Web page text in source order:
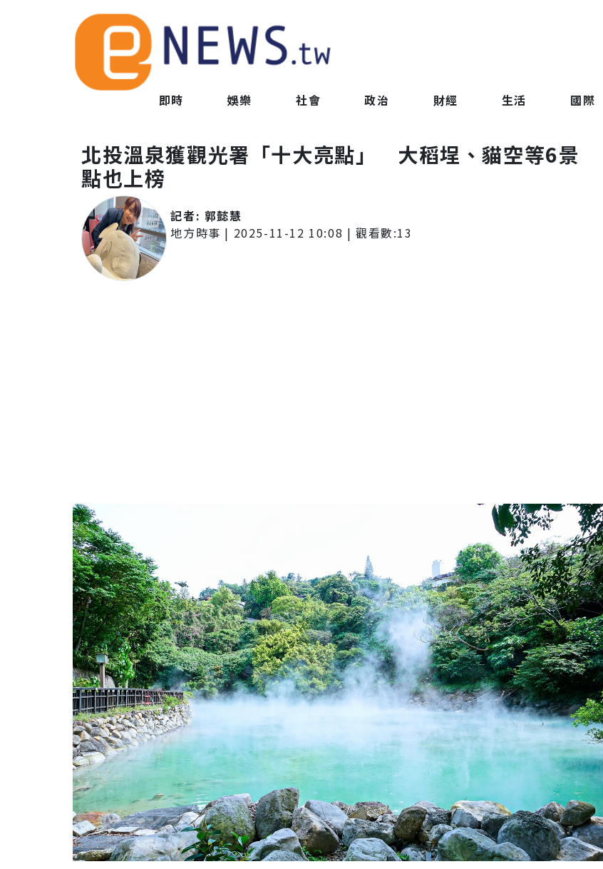
即時 娛樂 社會 政治 財經 生活 國際
北投溫泉獲觀光署「十大亮點」 大稻埕、貓空等6景
點也上榜
記者: 郭懿慧
地方時事 | 2025-11-12 10:08 | 觀看數:13